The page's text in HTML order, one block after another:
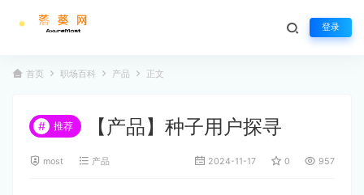
登录
首页 职场百科 产品 正文
# 推荐 【产品】种子用户探寻
most 产品 2024-11-17 0 957